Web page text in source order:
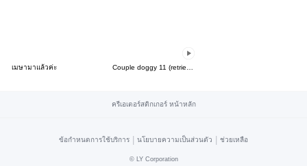
เมษามาแล้วค่ะ
ครีเอเตอร์สติกเกอร์ หน้าหลัก
ข้อกำหนดการใช้บริการ | นโยบายความเป็นส่วนตัว | ช่วยเหลือ
© LY Corporation